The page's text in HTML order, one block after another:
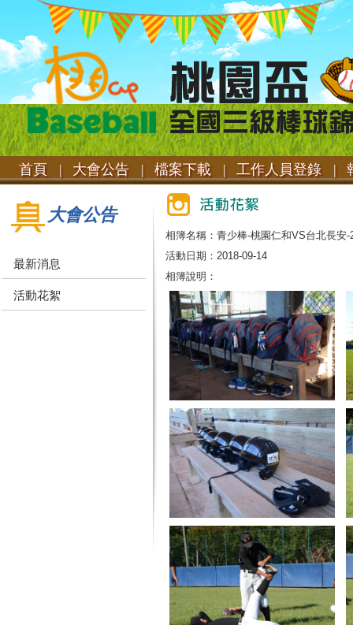
首頁 | 大會公告 | 檔案下載 | 工作人員登錄 |
大會公告
最新消息
活動花絮
相簿名稱：青少棒-桃園仁和VS台北長安-
活動日期：2018-09-14
相簿說明：